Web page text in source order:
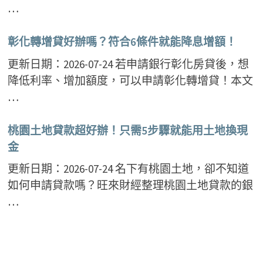
…
彰化轉增貸好辦嗎？符合6條件就能降息增額！
更新日期：2026-07-24 若申請銀行彰化房貸後，想
降低利率、增加額度，可以申請彰化轉增貸！本文
…
桃園土地貸款超好辦！只需5步驟就能用土地換現
金
更新日期：2026-07-24 名下有桃園土地，卻不知道
如何申請貸款嗎？旺來財經整理桃園土地貸款的銀
…